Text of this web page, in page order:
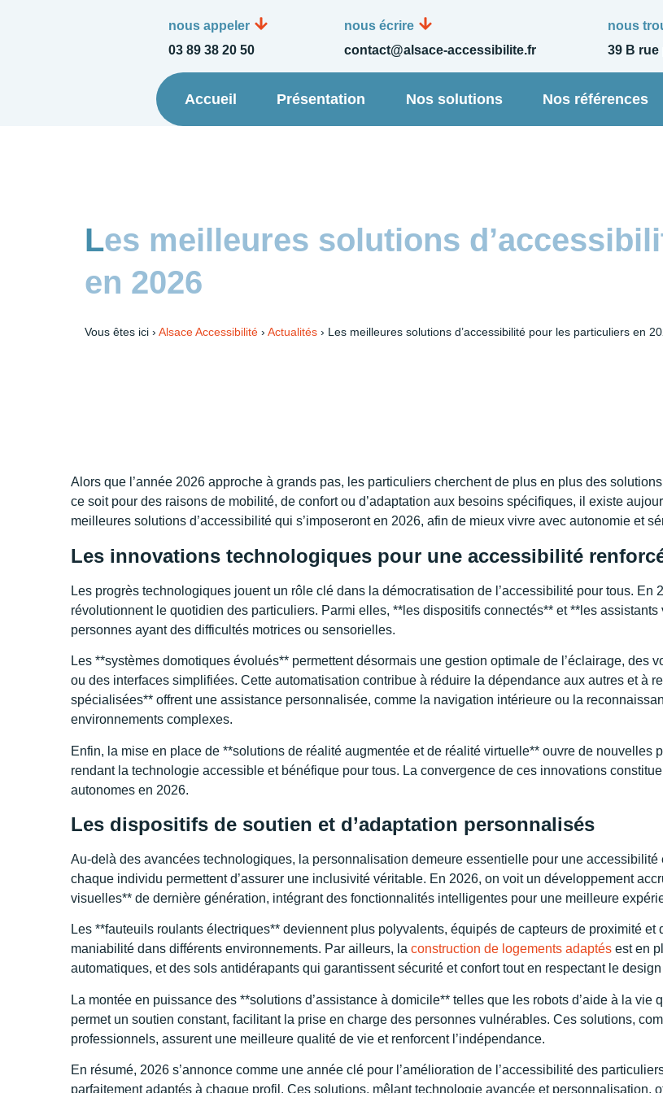
nous appeler
03 89 38 20 50
nous écrire
contact@alsace-accessibilite.fr
nous
39 B rue
Accueil Présentation Nos solutions Nos références
Les meilleures solutions d’accessibilité pour les particuliers
en 2026
Vous êtes ici › Alsace Accessibilité › Actualités › Les meilleures solutions d’accessibilité pour les particuliers en
Alors que l’année 2026 approche à grands pas, les particuliers cherchent de plus en plus des
ce soit pour des raisons de mobilité, de confort ou d’adaptation aux besoins spécifiques, il existe
meilleures solutions d’accessibilité qui s’imposeront en 2026, afin de mieux vivre avec autonomie et
Les innovations technologiques pour une accessibilité
Les progrès technologiques jouent un rôle clé dans la démocratisation de l’accessibilité pour tous.
révolutionnent le quotidien des particuliers. Parmi elles, **les dispositifs connectés** et **les
personnes ayant des difficultés motrices ou sensorielles.
Les **systèmes domotiques évolués** permettent désormais une gestion optimale de l’éclairage, des
ou des interfaces simplifiées. Cette automatisation contribue à réduire la dépendance aux autres et à
spécialisées** offrent une assistance personnalisée, comme la navigation intérieure ou la
environnements complexes.
Enfin, la mise en place de **solutions de réalité augmentée et de réalité virtuelle** ouvre de
rendant la technologie accessible et bénéfique pour tous. La convergence de ces innovations
autonomes en 2026.
Les dispositifs de soutien et d’adaptation personnalisés
Au-delà des avancées technologiques, la personnalisation demeure essentielle pour une
chaque individu permettent d’assurer une inclusivité véritable. En 2026, on voit un développement
visuelles** de dernière génération, intégrant des fonctionnalités intelligentes pour une meilleure
Les **fauteuils roulants électriques** deviennent plus polyvalents, équipés de capteurs de proximité
maniabilité dans différents environnements. Par ailleurs, la construction de logements adaptés est en
automatiques, et des sols antidérapants qui garantissent sécurité et confort tout en respectant le
La montée en puissance des **solutions d’assistance à domicile** telles que les robots d’aide à la vie
permet un soutien constant, facilitant la prise en charge des personnes vulnérables. Ces solutions,
professionnels, assurent une meilleure qualité de vie et renforcent l’indépendance.
En résumé, 2026 s’annonce comme une année clé pour l’amélioration de l’accessibilité des
parfaitement adaptés à chaque profil. Ces solutions, mêlant technologie avancée et personnalisation,